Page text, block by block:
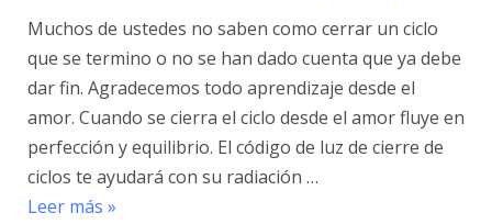
Inicios
Muchos de ustedes no saben como cerrar un ciclo
que se termino o no se han dado cuenta que ya debe
dar fin. Agradecemos todo aprendizaje desde el
amor. Cuando se cierra el ciclo desde el amor fluye en
perfección y equilibrio. El código de luz de cierre de
ciclos te ayudará con su radiación …
Codigo
Leer más »